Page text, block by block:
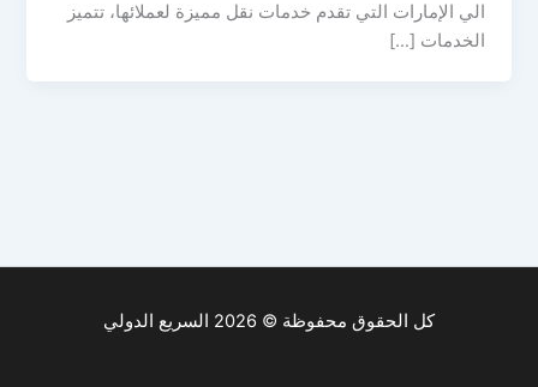
الي الإمارات التي تقدم خدمات نقل مميزة لعملائها، تتميز
الخدمات […]
كل الحقوق محفوظة © 2026 السريع الدولي